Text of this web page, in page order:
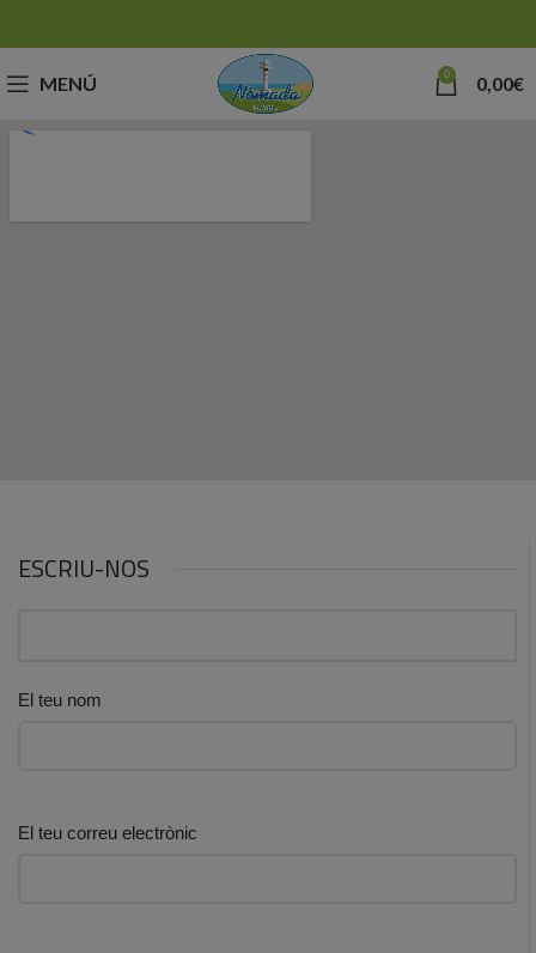
MENÚ 0 0,00€
ESCRIU-NOS
El teu nom
El teu correu electrònic